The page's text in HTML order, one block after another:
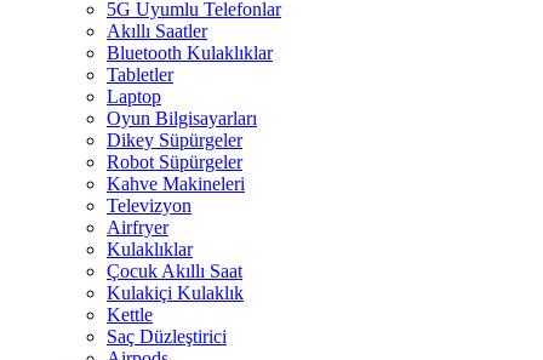
5G Uyumlu Telefonlar
Akıllı Saatler
Bluetooth Kulaklıklar
Tabletler
Laptop
Oyun Bilgisayarları
Dikey Süpürgeler
Robot Süpürgeler
Kahve Makineleri
Televizyon
Airfryer
Kulaklıklar
Çocuk Akıllı Saat
Kulakiçi Kulaklık
Kettle
Saç Düzleştirici